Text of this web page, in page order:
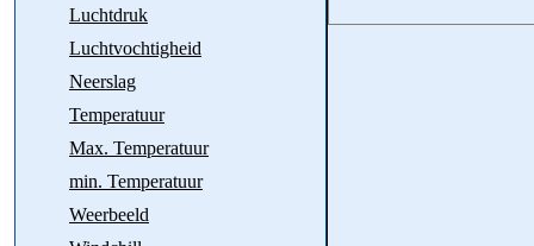
Luchtdruk
Luchtvochtigheid
Neerslag
Temperatuur
Max. Temperatuur
min. Temperatuur
Weerbeeld